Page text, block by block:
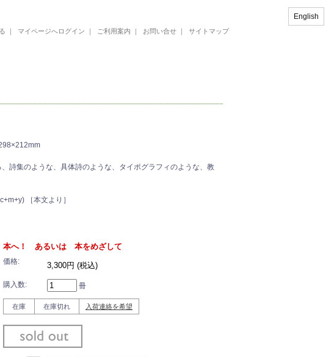
｜ マイページへログイン ｜ ご利用案内 ｜ お問い合せ ｜ サイトマップ
詩集のような、具体詩のような、タイポグラフィのような、教
［本文より］
本へ！ あるいは 本をめざして
価格: 3,300円 (税込)
購入数: 冊
在庫 在庫切れ 入荷連絡を希望
English